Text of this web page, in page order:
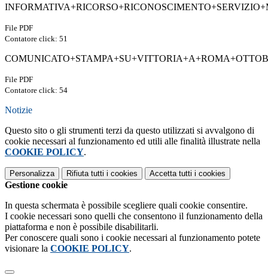
File PDF
Contatore click: 51
File PDF
Contatore click: 54
Notizie
Questo sito o gli strumenti terzi da questo utilizzati si avvalgono di
cookie necessari al funzionamento ed utili alle finalità illustrate nella
COOKIE POLICY.
Personalizza Rifiuta tutti i cookies Accetta tutti i cookies
Gestione cookie
In questa schermata è possibile scegliere quali cookie consentire.
I cookie necessari sono quelli che consentono il funzionamento della
piattaforma e non è possibile disabilitarli.
Per conoscere quali sono i cookie necessari al funzionamento potete
visionare la COOKIE POLICY.